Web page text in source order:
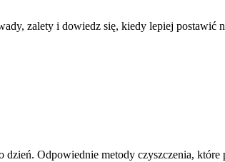
zalety i dowiedz się, kiedy lepiej postawić
Odpowiednie metody czyszczenia, które